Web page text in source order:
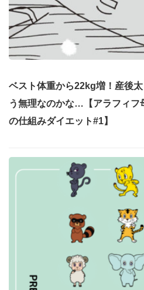
ベスト体重から22kg増！産後
う無理なのかな…【アラフィフ
の仕組みダイエット#1】